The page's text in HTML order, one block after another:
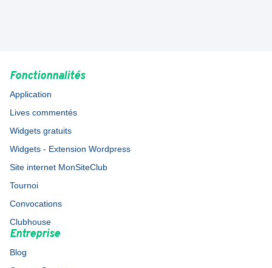
Fonctionnalités
Application
Lives commentés
Widgets gratuits
Widgets - Extension Wordpress
Site internet MonSiteClub
Tournoi
Convocations
Clubhouse
Entreprise
Blog